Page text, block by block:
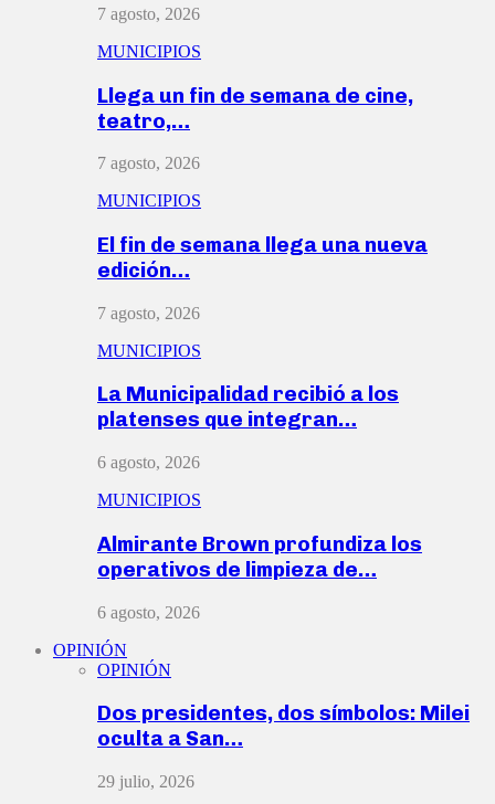
7 agosto, 2026
MUNICIPIOS
Llega un fin de semana de cine,
teatro,…
7 agosto, 2026
MUNICIPIOS
El fin de semana llega una nueva
edición…
7 agosto, 2026
MUNICIPIOS
La Municipalidad recibió a los
platenses que integran…
6 agosto, 2026
MUNICIPIOS
Almirante Brown profundiza los
operativos de limpieza de…
6 agosto, 2026
OPINIÓN
OPINIÓN
Dos presidentes, dos símbolos: Milei
oculta a San…
29 julio, 2026